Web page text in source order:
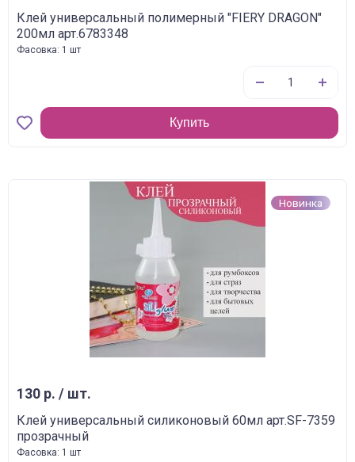
Клей универсальный полимерный "FIERY DRAGON"
200мл арт.6783348
Фасовка: 1 шт
Купить
Новинка
130 р. / шт.
Клей универсальный силиконовый 60мл арт.SF-7359
прозрачный
Фасовка: 1 шт